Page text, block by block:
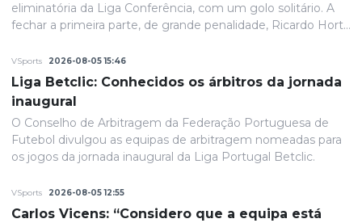
eliminatória da Liga Conferência, com um golo solitário. A
fechar a primeira parte, de grande penalidade, Ricardo Horta
e até final o resultado permaneceria inalterado.
VSports 2026-08-05 15:46
Liga Betclic: Conhecidos os árbitros da jornada
inaugural
O Conselho de Arbitragem da Federação Portuguesa de
Futebol divulgou as equipas de arbitragem nomeadas para
os jogos da jornada inaugural da Liga Portugal Betclic.
VSports 2026-08-05 12:55
Carlos Vicens: “Considero que a equipa está